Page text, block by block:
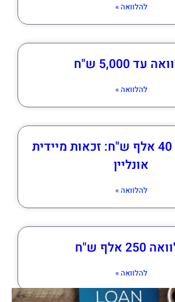
להלוואה »
עד 5,000 ש"ח
להלוואה »
הלוואה עד 40 אלף ש"ח: זכאות מיידית
אונליין
להלוואה »
אלף ש"ח
להלוואה »